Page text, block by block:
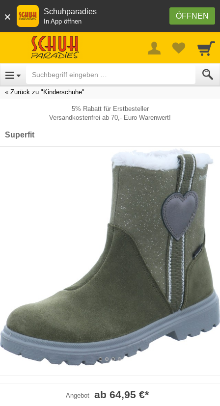
× ÖFFNEN
Schuhparadies
In App öffnen
Zurück zu "Kinderschuhe"
5% Rabatt für Erstbesteller
Versandkostenfrei ab 70,- Euro Warenwert!
Superfit
Angebot ab 64,95 €*